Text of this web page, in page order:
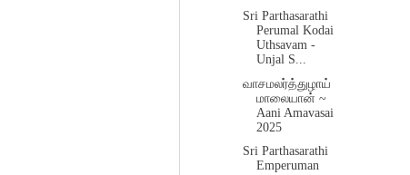
Sri Parthasarathi
Perumal Kodai
Uthsavam -
Unjal S...
வாசமலர்த்துழாய்
மாலையான் ~
Aani Amavasai
2025
Sri Parthasarathi
Emperuman